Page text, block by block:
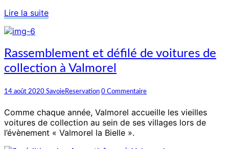
Lire la suiteLire
Rassemblement
et
défilé
voitures
collection
à
Valmorel
Rassemblement et défilé de voitures de
collection à Valmorel
14 août 2020 SavoieReservation Commentaires
0 Commentaire
Comme chaque année, Valmorel accueille les vieilles
voitures de collection au sein de ses villages lors de
l’évènement « Valmorel la Bielle ».